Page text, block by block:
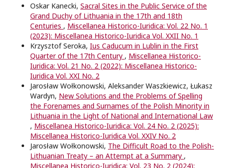
Oskar Kanecki, Sacral Sites in the Public Service of the
Grand Duchy of Lithuania in the 17th and 18th
Centuries , Miscellanea Historico-Iuridica: Vol. 22 No. 1
(2023): Miscellanea Historico-Iuridica Vol. XXII No. 1
Krzysztof Seroka, Ius Caducum in Lublin in the First
Quarter of the 17th Century , Miscellanea Historico-
Iuridica: Vol. 21 No. 2 (2022): Miscellanea Historico-
Iuridica Vol. XXI No. 2
Jarosław Wołkonowski, Aleksander Waszkiewicz, Łukasz
Wardyn, New Solutions and the Problems of Spelling
the Forenames and Surnames of the Polish Minority in
Lithuania in the Light of National and International Law
, Miscellanea Historico-Iuridica: Vol. 24 No. 2 (2025):
Miscellanea Historico-Iuridica Vol. XXIV No. 2
Jarosław Wołkonowski, The Difficult Road to the Polish-
Lithuanian Treaty – an Attempt at a Summary ,
Miscellanea Historico-Iuridica: Vol. 23 No. 2 (2024):